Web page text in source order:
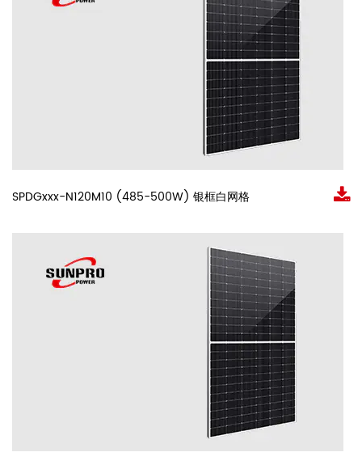
SPDGxxx-N120M10 (485-500W) 银框白网格